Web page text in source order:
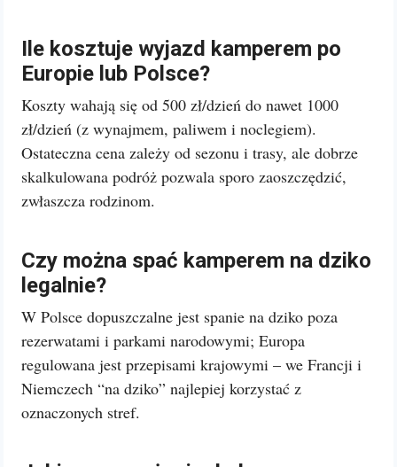
Ile kosztuje wyjazd kamperem po
Europie lub Polsce?
Koszty wahają się od 500 zł/dzień do nawet 1000
zł/dzień (z wynajmem, paliwem i noclegiem).
Ostateczna cena zależy od sezonu i trasy, ale dobrze
skalkulowana podróż pozwala sporo zaoszczędzić,
zwłaszcza rodzinom.
Czy można spać kamperem na dziko
legalnie?
W Polsce dopuszczalne jest spanie na dziko poza
rezerwatami i parkami narodowymi; Europa
regulowana jest przepisami krajowymi – we Francji i
Niemczech “na dziko” najlepiej korzystać z
oznaczonych stref.